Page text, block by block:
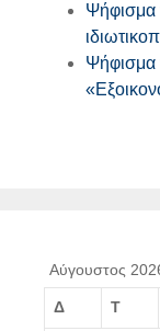
Ψήφισμα
Ψήφισμα
Αύγουστος
Δ Τ